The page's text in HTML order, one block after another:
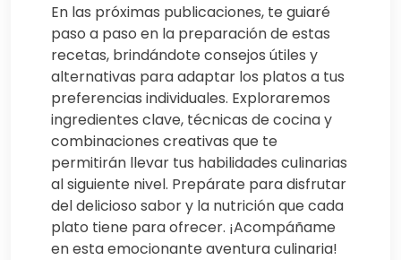
En las próximas publicaciones, te guiaré
paso a paso en la preparación de estas
recetas, brindándote consejos útiles y
alternativas para adaptar los platos a tus
preferencias individuales. Exploraremos
ingredientes clave, técnicas de cocina y
combinaciones creativas que te
permitirán llevar tus habilidades culinarias
al siguiente nivel. Prepárate para disfrutar
del delicioso sabor y la nutrición que cada
plato tiene para ofrecer. ¡Acompáñame
en esta emocionante aventura culinaria!